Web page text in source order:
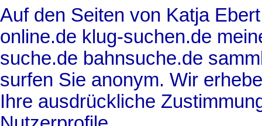
Auf den Seiten von Katja
online.de klug-suchen.de
suche.de bahnsuche.de
surfen Sie anonym. Wir
Ihre ausdrückliche